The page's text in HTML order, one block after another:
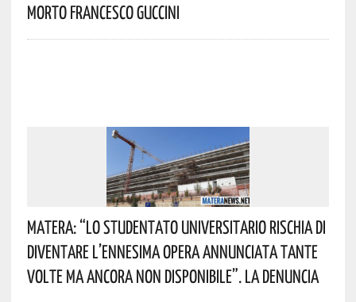
Morto Francesco Guccini
Matera: “Lo Studentato Universitario Rischia Di
Diventare L’ennesima Opera Annunciata Tante
Volte Ma Ancora Non Disponibile”. La Denuncia